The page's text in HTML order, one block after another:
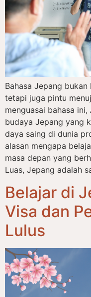
Bahasa Jepang
tetapi juga pintu
menguasai bahasa
budaya Jepang yang
daya saing di dunia
alasan mengapa
masa depan yang
Luas, Jepang adalah
Belajar di
Visa dan
Lulus